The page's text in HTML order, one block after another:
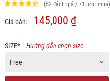
(52 đánh giá / 71 lượt mua)
Giá bán: 145,000 ₫
SIZE* Hướng dẫn chọn size
Free